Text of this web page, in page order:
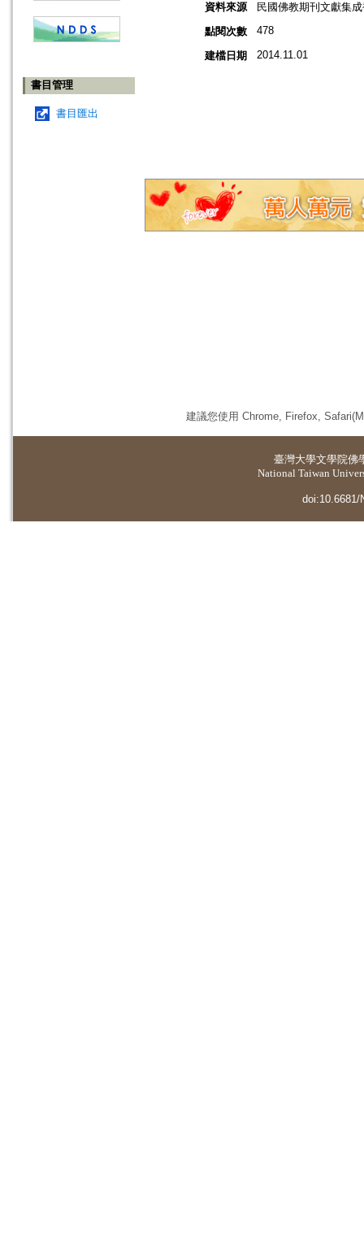
書目管理
書目匯出
資料來源
民國佛教期刊文獻集
點閱次數
478
建檔日期 2014.11.01
建議您使用 Chrome, Firefox,
臺灣大學文學院佛
National Taiwan
doi:10.6681/